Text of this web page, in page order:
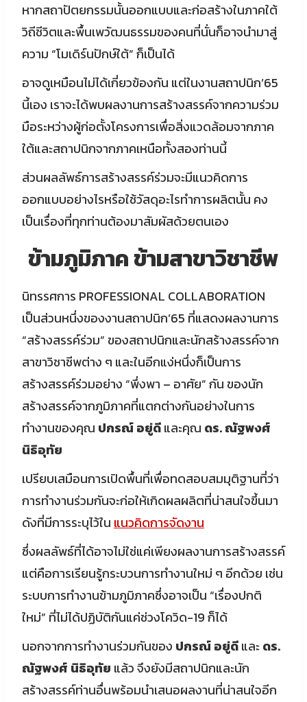
หากสถาปัตยกรรมนั้นออกแบบและก่อสร้างในภาคใต้
วิถีชีวิตและพื้นเพวัฒนธรรมของคนที่นั่นก็อาจนำมาสู่
ความ “โมเดิร์นปักษ์ใต้” ก็เป็นได้
อาจดูเหมือนไม่ได้เกี่ยวข้องกัน แต่ในงานสถาปนิก’65
นี้เอง เราจะได้พบผลงานการสร้างสรรค์จากความร่วม
มือระหว่างผู้ก่อตั้งโครงการเพื่อสิ่งแวดล้อมจากภาค
ใต้และสถาปนิกจากภาคเหนือทั้งสองท่านนี้
ส่วนผลลัพธ์การสร้างสรรค์ร่วมจะมีแนวคิดการ
ออกแบบอย่างไรหรือใช้วัสดุอะไรทำการผลิตนั้น คง
เป็นเรื่องที่ทุกท่านต้องมาสัมผัสด้วยตนเอง
ข้ามภูมิภาค ข้ามสาขาวิชาชีพ
นิทรรศการ PROFESSIONAL COLLABORATION
เป็นส่วนหนึ่งของงานสถาปนิก’65 ที่แสดงผลงานการ
“สร้างสรรค์ร่วม” ของสถาปนิกและนักสร้างสรรค์จาก
สาขาวิชาชีพต่าง ๆ และในอีกแง่หนึ่งก็เป็นการ
สร้างสรรค์ร่วมอย่าง “พึ่งพา – อาศัย” กัน ของนัก
สร้างสรรค์จากภูมิภาคที่แตกต่างกันอย่างในการ
ทำงานของคุณ ปกรณ์ อยู่ดีและคุณ ดร. ณัฐพงศ์
นิธิอุทัย
เปรียบเสมือนการเปิดพื้นที่เพื่อทดสอบสมมุติฐานที่ว่า
การทำงานร่วมกันจะก่อให้เกิดผลผลิตที่น่าสนใจขึ้นมา
ดังที่มีการระบุไว้ใน แนวคิดการจัดงาน
ซึ่งผลลัพธ์ที่ได้อาจไม่ใช่แค่เพียงผลงานการสร้างสรรค์
แต่คือการเรียนรู้กระบวนการทำงานใหม่ ๆ อีกด้วย เช่น
ระบบการทำงานข้ามภูมิภาคซึ่งอาจเป็น “เรื่องปกติ
ใหม่” ที่ไม่ได้ปฏิบัติกันแค่ช่วงโควิด-19 ก็ได้
นอกจากการทำงานร่วมกันของ ปกรณ์ อยู่ดีและดร.
ณัฐพงศ์ นิธิอุทัย แล้ว จึงยังมีสถาปนิกและนัก
สร้างสรรค์ท่านอื่นพร้อมนำเสนอผลงานที่น่าสนใจอีก